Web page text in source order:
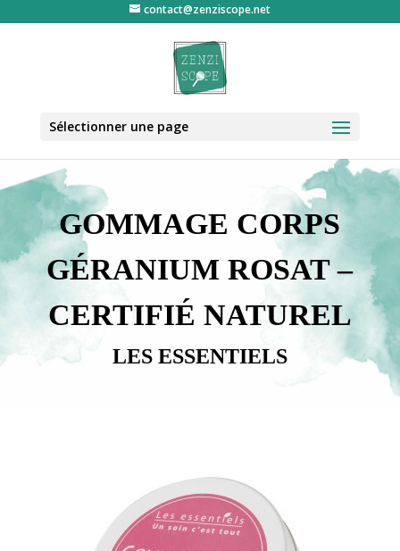
contact@zenziscope.net
Sélectionner une page
GOMMAGE CORPS
GÉRANIUM ROSAT –
CERTIFIÉ NATUREL
LES ESSENTIELS